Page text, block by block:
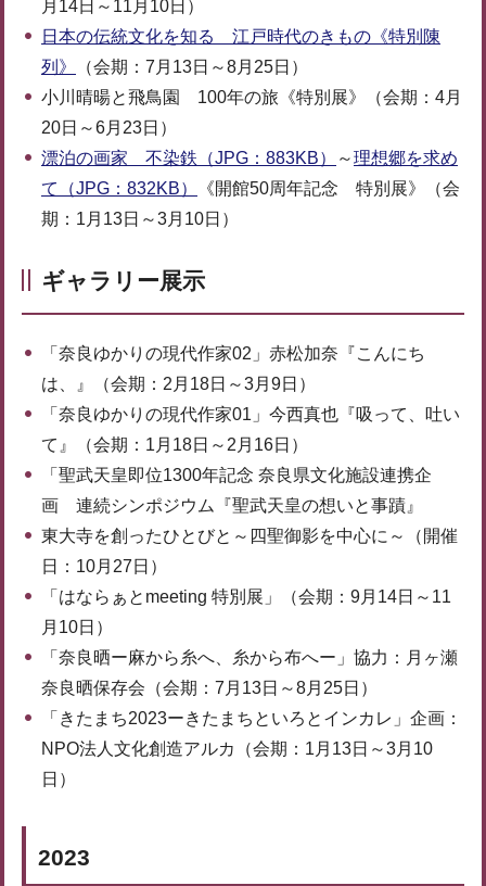
月14日～11月10日）
日本の伝統文化を知る 江戸時代のきもの《特別陳
列》
（会期：7月13日～8月25日）
小川晴暘と飛鳥園 100年の旅《特別展》（会期：4月
20日～6月23日）
漂泊の画家 不染鉄（JPG：883KB）
～理想郷を求め
て（JPG：832KB）
《開館50周年記念 特別展》（会
期：1月13日～3月10日）
ギャラリー展示
「奈良ゆかりの現代作家02」赤松加奈『こんにち
は、』（会期：2月18日～3月9日）
「奈良ゆかりの現代作家01」今西真也『吸って、吐い
て』（会期：1月18日～2月16日）
「聖武天皇即位1300年記念 奈良県文化施設連携企
画 連続シンポジウム『聖武天皇の想いと事蹟』
東大寺を創ったひとびと～四聖御影を中心に～（開催
日：10月27日）
「はならぁとmeeting 特別展」（会期：9月14日～11
月10日）
「奈良晒ー麻から糸へ、糸から布へー」協力：月ヶ瀬
奈良晒保存会（会期：7月13日～8月25日）
「きたまち2023ーきたまちといろとインカレ」企画：
NPO法人文化創造アルカ（会期：1月13日～3月10
日）
2023